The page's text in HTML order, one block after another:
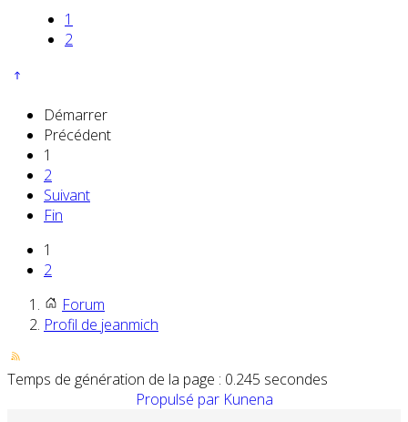
1
2
Démarrer
Précédent
1
2
Suivant
Fin
1
2
Forum
Profil de jeanmich
Temps de génération de la page : 0.245 secondes
Propulsé par Kunena